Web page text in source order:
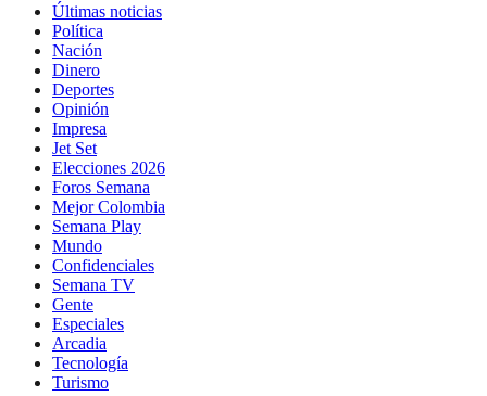
Últimas noticias
Política
Nación
Dinero
Deportes
Opinión
Impresa
Jet Set
Elecciones 2026
Foros Semana
Mejor Colombia
Semana Play
Mundo
Confidenciales
Semana TV
Gente
Especiales
Arcadia
Tecnología
Turismo